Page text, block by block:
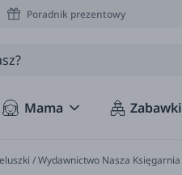
Poradnik prezentowy
Mama Zabawki
/ Wydawnictwo Nasza Księgarnia